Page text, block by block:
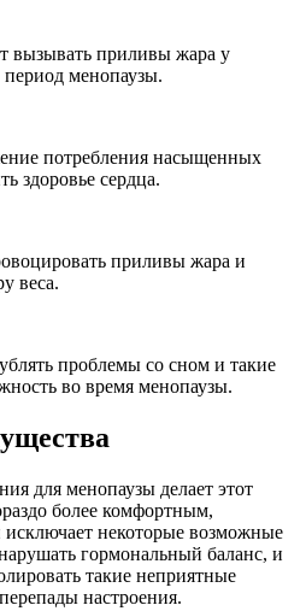
вызывать приливы жара у
менопаузы.
потребления насыщенных
здоровье сердца.
приливы жара и
веса.
проблемы со сном и такие
во время менопаузы.
для менопаузы делает этот
более комфортным,
некоторые возможные
гормональный баланс, и
такие неприятные
настроения.